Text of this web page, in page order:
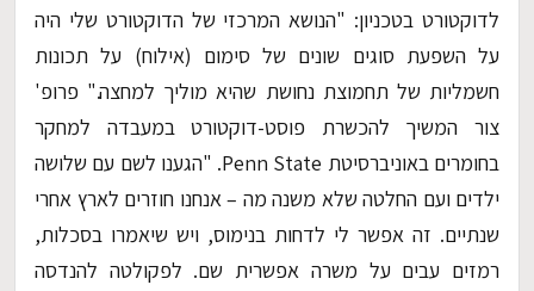
לדוקטורט בטכניון: "הנושא המרכזי של הדוקטורט שלי היה
על השפעת סוגים שונים של סימום (אילוח) על תכונות
חשמליות של תחמוצת נחושת שהיא מוליך למחצה." פרופ'
צור המשיך להכשרת פוסט-דוקטורט במעבדה למחקר
בחומרים באוניברסיטת Penn State. "הגענו לשם עם שלושה
ילדים ועם החלטה שלא משנה מה – אנחנו חוזרים לארץ אחרי
שנתיים. זה אפשר לי לדחות בנימוס, ויש שיאמרו בסכלות,
רמזים עבים על משרה אפשרית שם. לפקולטה להנדסה